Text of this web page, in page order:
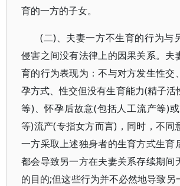
育的一方的子女。
(二)、夫妻一方不生育的行为与
侵害之间没有法律上的因果关系。夫
育的行为表现为：不与对方发生性交
孕方式、性交但没有生育能力(精子活
等)、怀孕后故意(包括人工流产等)
等)流产(专指女方而言)，同时，不同
一方采取上述独身者的生育方式生育
都会导致另一方在夫妻关系存续期间
的目的;但这些行为并不必然地导致另